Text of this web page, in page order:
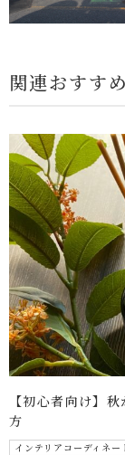
関連おすす
【初心者向け】
方
インテリアコーディネー